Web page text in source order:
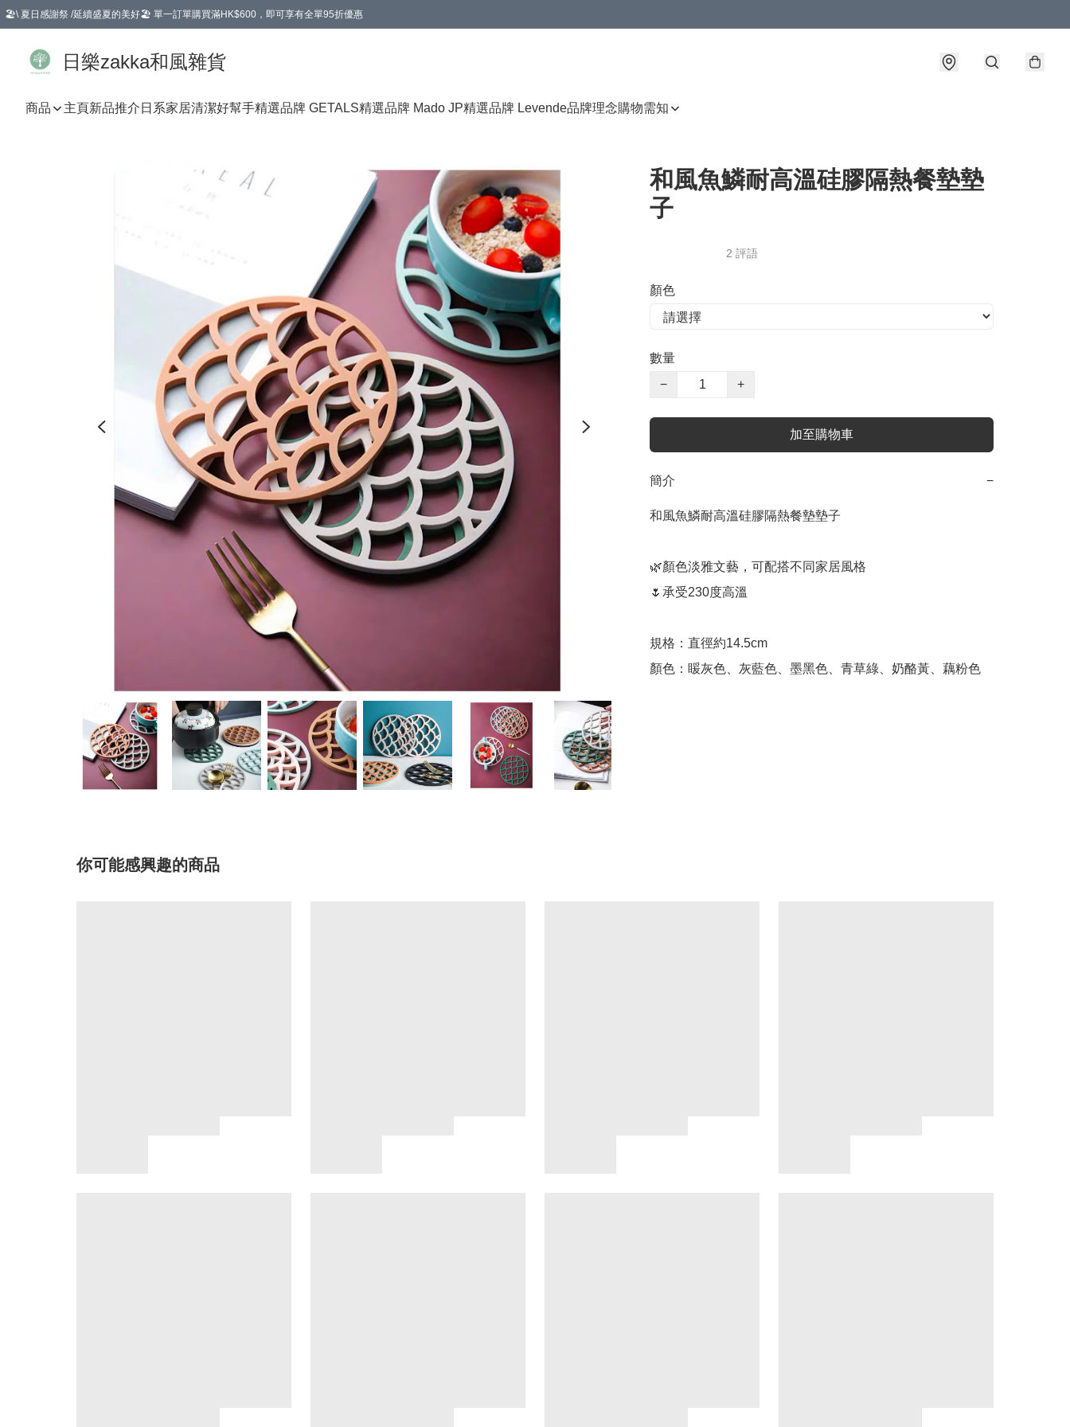
🏖️\ 夏日感謝祭 /延續盛夏的美好🏖️ 單一訂單購買滿HK$600，即可享有全單95折優惠
日樂zakka和風雜貨
商品 主頁新品推介 日系家居清潔好幫手精選品牌 GETALS精選品牌 Mado JP精選品牌 Levende品牌理念購物需知
和風魚鱗耐高溫硅膠隔熱餐墊墊
子
2 評語
顏色
數量
−
+
加至購物車
簡介 −
和風魚鱗耐高溫硅膠隔熱餐墊墊子
🌿顏色淡雅文藝，可配搭不同家居風格
🌷承受230度高溫
規格：直徑約14.5cm
顏色：䁔灰色、灰藍色、墨黑色、青草綠、奶酪黃、藕粉色
你可能感興趣的商品